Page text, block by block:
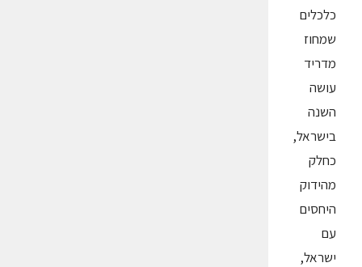
כלכלים
שמחוז
מדריד
עושה
השנה
בישראל,
כחלק
מהידוק
היחסים
עם
ישראל,